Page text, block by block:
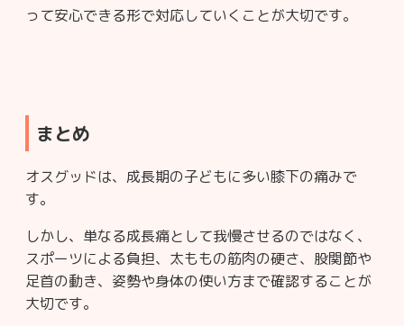
って安心できる形で対応していくことが大切です。
まとめ
オスグッドは、成長期の子どもに多い膝下の痛みで
す。
しかし、単なる成長痛として我慢させるのではなく、
スポーツによる負担、太ももの筋肉の硬さ、股関節や
足首の動き、姿勢や身体の使い方まで確認することが
大切です。